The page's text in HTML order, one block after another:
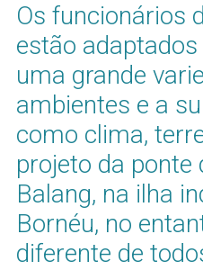
Os funcionários
estão
uma grande
ambientes e a
como clima,
projeto da ponte
Balang, na ilha
Bornéu, no
diferente de